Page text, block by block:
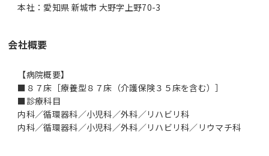
本社：愛知県 新城市 大野字上野70-3
会社概要
【病院概要】
■８７床［療養型８７床（介護保険３５床を含む）］
■診療科目
内科／循環器科／小児科／外科／リハビリ科
内科／循環器科／小児科／外科／リハビリ科／リウマチ科